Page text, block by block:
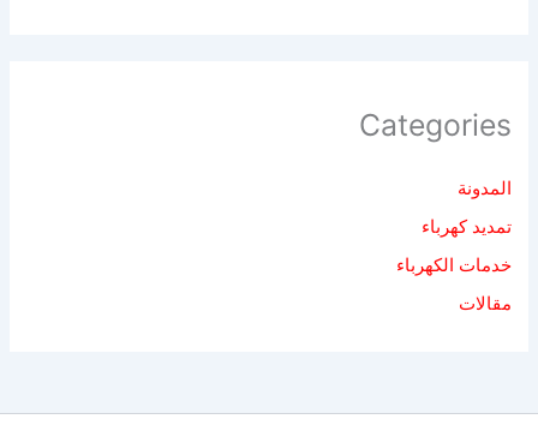
Categories
المدونة
تمديد كهرباء
خدمات الكهرباء
مقالات